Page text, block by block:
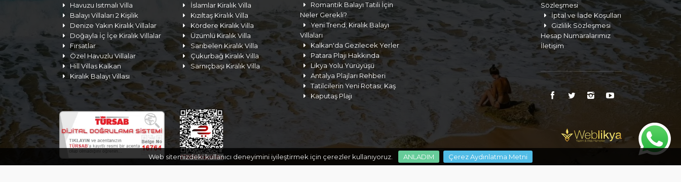
Havuzu Isıtmalı Villa
Balayı Villaları 2 Kişilik
Denize Yakın Kiralık Villalar
Doğayla İç İçe Kiralık Villalar
Fırsatlar
Özel Havuzlu Villalar
Hill Villas Kalkan
Kiralık Balayı Villası
İslamlar Kiralık Villa
Kızıltaş Kiralık Villa
Kördere Kiralık Villa
Üzümlü Kiralık Villa
Sarıbelen Kiralık Villa
Çukurbağ Kiralık Villa
Sarnıçbaşı Kiralık Villa
Romantik Balayı Tatili İçin
Neler Gerekli?
Yeni Trend; Kiralık Balayı
Villaları
Kalkan'da Gezilecek Yerler
Patara Plajı Hakkında
Likya Yolu Yürüyüşü
Antalya Plajları Rehberi
Tatilcilerin Yeni Rotası; Kaş
Kaputaş Plajı
Sözleşmesi
İptal ve İade Koşulları
Gizlilik Sözleşmesi
Hesap Numaralarımız
İletişim
Web sitemizdeki kullanıcı deneyimini iyileştirmek için çerezler kullanıyoruz. ANLADIM Çerez Aydınlatma Metni